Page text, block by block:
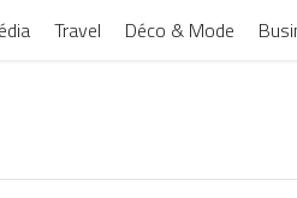
Travel Déco & Mode